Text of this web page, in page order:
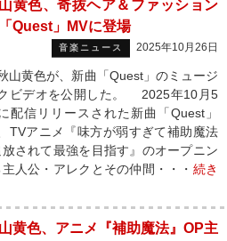
黄色、奇抜ヘア＆ファッション
Quest」MVに登場
音楽ニュース 2025年10月26日
山黄色が、新曲「Quest」のミュージ
ビデオを公開した。 2025年10月5
配信リリースされた新曲「Quest」
TVアニメ『味方が弱すぎて補助魔法
されて最強を目指す』のオープニン
人公・アレクとその仲間・・・ 続き
黄色、アニメ『補助魔法』OP主